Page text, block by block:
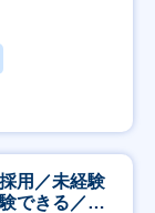
用／未経験
できる／研